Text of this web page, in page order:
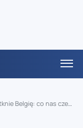
Belgię: co nas czeka?